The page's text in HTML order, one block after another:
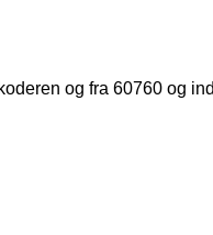
og fra 60760 og